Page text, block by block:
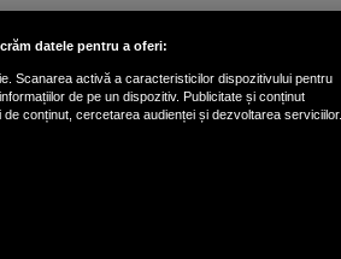
datele pentru a oferi:
Scanarea activă a caracteristicilor dispozitivului pentru
de pe un dispozitiv. Publicitate și conținut
conținut, cercetarea audienței și dezvoltarea serviciilor.